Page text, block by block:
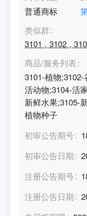
普通商标
类似群
3101 ,3102 ,
商品/服务列表
3101-植物
活动物;3104-活
新鲜水果;3105-
植物种子
初审公告期号
初审公告日期
注册公告期号
注册公告日期